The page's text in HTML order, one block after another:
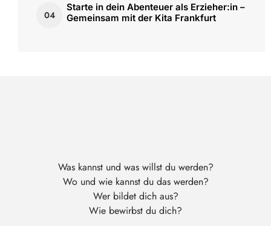
04
Starte in dein Abenteuer als Erzieher:in –
Gemeinsam mit der Kita Frankfurt
Was kannst und was willst du werden?
Wo und wie kannst du das werden?
Wer bildet dich aus?
Wie bewirbst du dich?